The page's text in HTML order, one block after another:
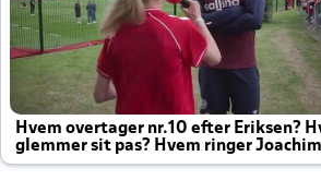
Hvem overtager nr.10 efter Eriksen?
glemmer sit pas? Hvem ringer Joachim
altid til efter kampe?